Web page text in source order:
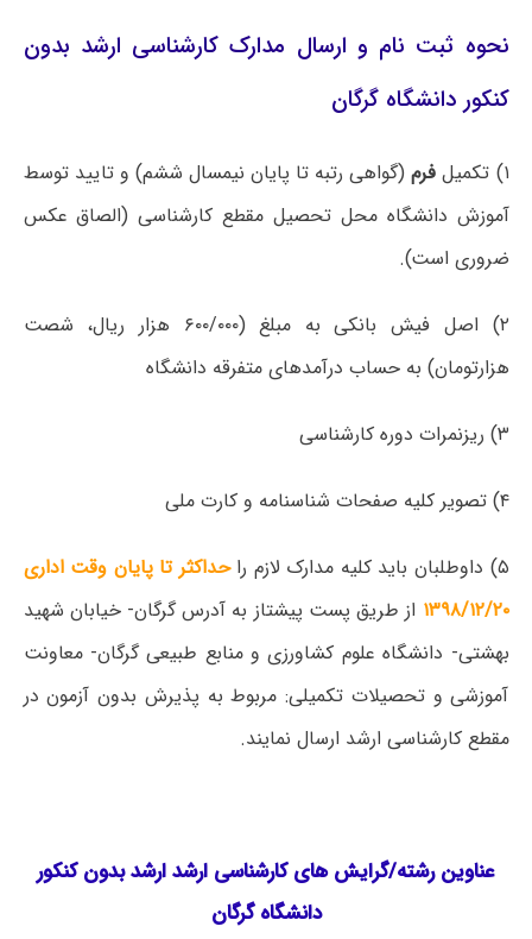
نحوه ثبت نام و ارسال مدارک کارشناسی ارشد بدون
کنکور دانشگاه گرگان
۱) تکمیل فرم (گواهی رتبه تا پایان نیمسال ششم) و تایید توسط
آموزش دانشگاه محل تحصیل مقطع کارشناسی (الصاق عکس
ضروری است).
۲) اصل فیش بانکی به مبلغ (۶۰۰/۰۰۰ هزار ریال، شصت
هزارتومان) به حساب درآمدهای متفرقه دانشگاه
۳) ریزنمرات دوره کارشناسی
۴) تصویر کلیه صفحات شناسنامه و کارت ملی
۵) داوطلبان باید کلیه مدارک لازم را
حداکثر تا پایان وقت اداری
۱۳۹۸/۱۲/۲۰ از طریق پست پیشتاز به آدرس گرگان- خیابان شهید
بهشتی- دانشگاه علوم کشاورزی و منابع طبیعی گرگان- معاونت
آموزشی و تحصیلات تکمیلی: مربوط به پذیرش بدون آزمون در
مقطع کارشناسی ارشد ارسال نمایند.
عناوین رشته/گرایش های کارشناسی ارشد ارشد بدون کنکور
دانشگاه گرگان